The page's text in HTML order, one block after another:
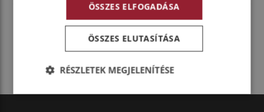
MEGOSZTOM MÁSOKKAL
ÖSSZES ELFOGADÁSA
ÖSSZES ELUTASÍTÁSA
RÉSZLETEK MEGJELENÍTÉSE